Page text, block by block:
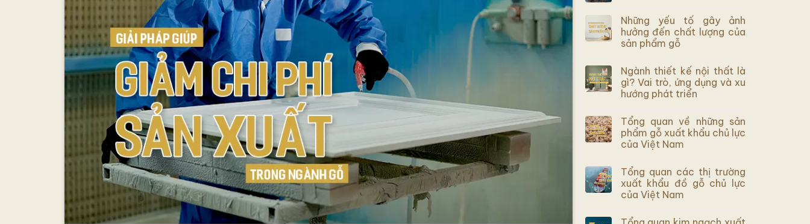
Những yếu tố gây ảnh
hưởng đến chất lượng của
sản phẩm gỗ
Ngành thiết kế nội thất là
gì? Vai trò, ứng dụng và xu
hướng phát triển
Tổng quan về những sản
phẩm gỗ xuất khẩu chủ lực
của Việt Nam
Tổng quan các thị trường
xuất khẩu đồ gỗ chủ lực
của Việt Nam